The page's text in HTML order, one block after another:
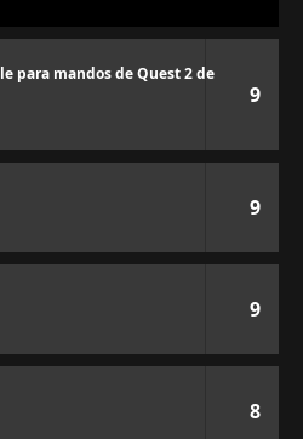
para mandos de Quest 2 de
9
9
9
8